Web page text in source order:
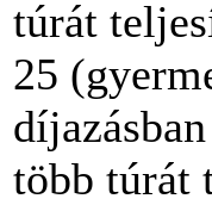
túrát
25
több túrát